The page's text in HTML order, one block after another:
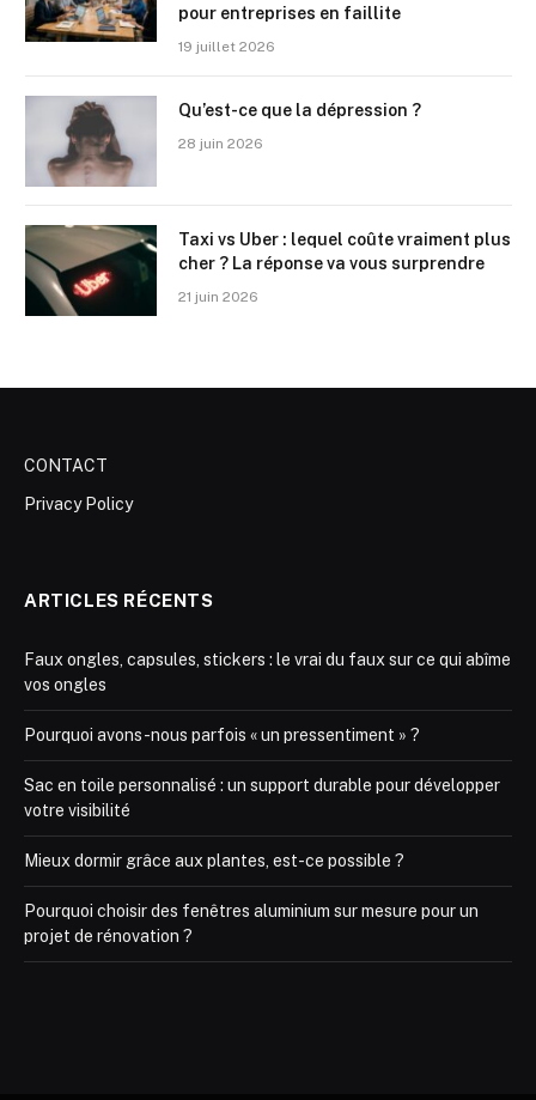
pour entreprises en faillite
19 juillet 2026
Qu’est-ce que la dépression ?
28 juin 2026
Taxi vs Uber : lequel coûte vraiment plus
cher ? La réponse va vous surprendre
21 juin 2026
CONTACT
Privacy Policy
ARTICLES RÉCENTS
Faux ongles, capsules, stickers : le vrai du faux sur ce qui abîme
vos ongles
Pourquoi avons-nous parfois « un pressentiment » ?
Sac en toile personnalisé : un support durable pour développer
votre visibilité
Mieux dormir grâce aux plantes, est-ce possible ?
Pourquoi choisir des fenêtres aluminium sur mesure pour un
projet de rénovation ?